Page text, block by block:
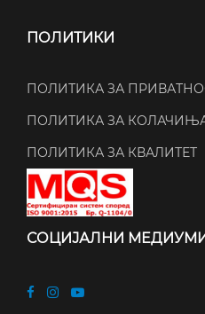
ПОЛИТИКИ
ПОЛИТИКА ЗА
ПОЛИТИКА ЗА
ПОЛИТИКА ЗА КВАЛИТЕТ
СОЦИЈАЛНИ